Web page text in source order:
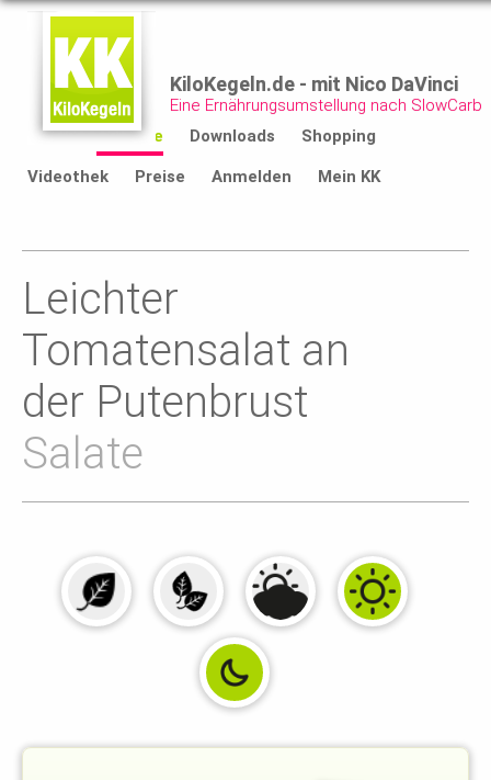
KiloKegeln.de - mit Nico DaVinci
Eine Ernährungsumstellung nach SlowCarb
Start
Rezepte Downloads Shopping
Videothek Preise Anmelden Mein KK
Leichter
Tomatensalat an
der Putenbrust
Salate